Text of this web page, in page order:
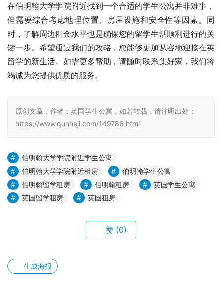
在伯明翰大学学院附近找到一个合适的学生公寓并非难事，
但需要综合考虑地理位置、房屋设施和安全性等因素。同
时，了解周边租金水平也是确保您的留学生活顺利进行的关
键一步。希望通过我们的攻略，您能够更加从容地迎接在英
留学的新生活。如需更多帮助，请随时联系集好家，我们将
竭诚为您提供优质的服务。
原创文章，作者：英国学生公寓，如若转载，请注明出处：
https://www.qunheji.com/149786.html
伯明翰大学学院附近学生公寓
伯明翰大学学院附近租房
伯明翰学生公寓
伯明翰留学租房
伯明翰租房
英国学生公寓
英国留学租房
英国租房
赞 (0)
生成海报